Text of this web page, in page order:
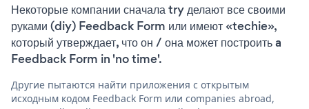
Некоторые компании сначала try делают все своими
руками (diy) Feedback Form или имеют «techie»,
который утверждает, что он / она может построить a
Feedback Form in 'no time'.
Другие пытаются найти приложения с открытым
исходным кодом Feedback Form или companies abroad,